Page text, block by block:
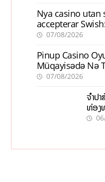
Nya casino utan
accepterar
07/08/2026
Pinup Casino
Müqayisədə Nə
07/08/2026
ຈຳປ
ທ່ອງ
ກະຕຸ້